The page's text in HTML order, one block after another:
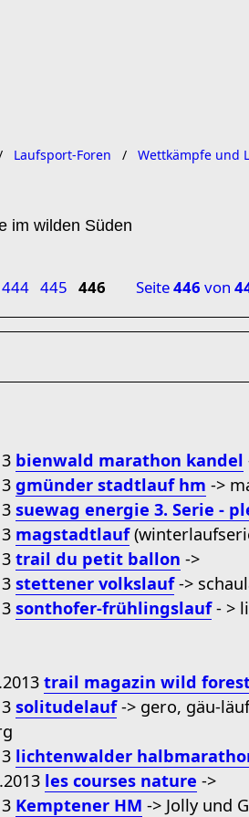
Laufsport-Foren Wettkämpfe und
im wilden Süden
444 445 446 Seite446 von
bienwald marathon kandel
gmünder stadtlauf hm ->
suewag energie 3. Serie -
magstadtlauf
trail du petit ballon ->
stettener volkslauf->
sonthofer-frühlingslauf- >
trail magazin wild
solitudelauf-> gero, gäu-
lichtenwalder
les courses nature ->
Kemptener HM -> Jolly und